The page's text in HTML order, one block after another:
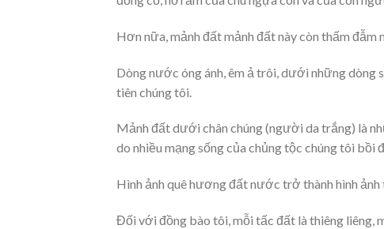
Hơn nữa, mảnh đất mảnh đất này còn thấm đẫm
Dòng nước óng ánh, êm ả trôi, dưới những dòng
tiên chúng tôi.
Mảnh đất dưới chân chúng (người da trắng) là
do nhiều mạng sống của chủng tộc chúng tôi bồi
Hình ảnh quê hương đất nước trở thành hình
Đối với đồng bào tôi, mỗi tấc đất là thiêng liêng,